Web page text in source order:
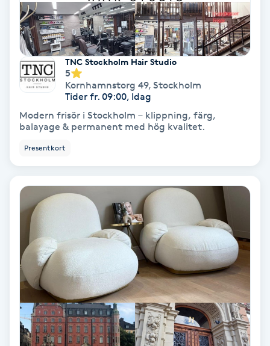
Hatha Yoga
Headspa
Herrklippning
HIFU
Hollywood Peel
Hot Stone Massage
Hot yoga
Hudföryngring
Huduppstramning
TNC Stockholm Hair Studio
5
Kornhamnstorg 49, Stockholm
Tider fr. 09:00, Idag
Modern frisör i Stockholm – klippning, färg,
balayage & permanent med hög kvalitet.
Presentkort